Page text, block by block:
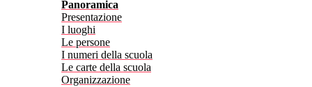
Panoramica
Presentazione
I luoghi
Le persone
I numeri della scuola
Le carte della scuola
Organizzazione